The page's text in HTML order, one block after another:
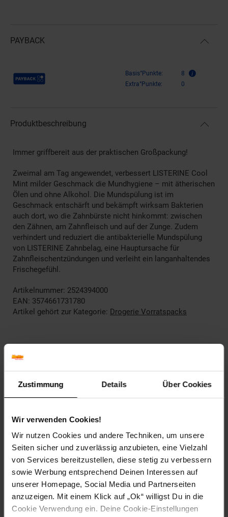
Zustimmung Details Über Cookies
Wir verwenden Cookies!
Wir nutzen Cookies und andere Techniken, um unsere
Seiten sicher und zuverlässig anzubieten, eine Vielzahl
von Services bereitzustellen, diese stetig zu verbessern
sowie Werbung entsprechend Deinen Interessen auf
unserer Homepage, Social Media und Partnerseiten
anzuzeigen. Mit einem Klick auf „Ok“ willigst Du in die
Cookie Verwendung ein. Deine Cookie-Einstellungen
PAYBACK
Payback Punkte Basis°Punkte:
8
Extra°Punkte:
0
Produktbeschreibung
Immer griffbereit aus der praktischen Großpackung!
Zweimal am Tag angewendet, verbessert LISTERINE Cool
Mint milder Geschmack die Mundhygiene – mit ätherischen
Ölen und ohne Alkohol. Die Mundspülung ist im
Geschmack entschärft und bekämpft wirksam Bakterien
auch dort, wo die Zahnbürste nicht hinkommt: zwischen
den Zähnen, am Zahnfleisch und auf der Zunge. Zudem
verhindert und reduziert die antibakterielle Mundspülung
von LISTERINE Zahnbelag, eine Hauptursache für
Zahnfleischentzündungen und verleiht ein langanhaltendes
Frischegefühl.
Artikelnummer: 2524394000
EAN: 3574661731780
Artikel gehört zur Kategorie: Drogerie Vorratspacks
Kennzeichnung
Herstellerinformationen